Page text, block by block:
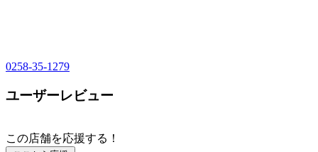
0258-35-1279
ユーザーレビュー
この店舗を応援する！